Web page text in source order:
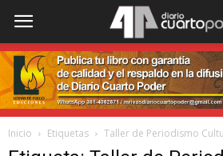
Inicio Etiquetas Taller de Periodismo